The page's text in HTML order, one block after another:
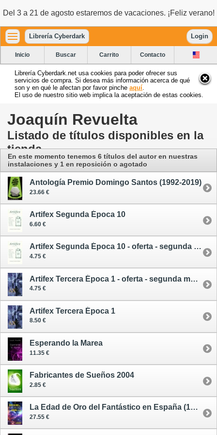
Del 3 a 21 de agosto estaremos de vacaciones. ¡Feliz verano!
Librería Cyberdark Login
Inicio Buscar Carrito Contacto
Librería Cyberdark.net usa cookies para poder ofrecer sus
servicios de compra. Si desea más información acerca de qué
son y en qué le afectan por favor pinche aquí
El uso de nuestro sitio web implica la aceptación de estas cookies.
Joaquín Revuelta
Listado de títulos disponibles en la
tienda
En este momento tenemos 6 títulos del autoren nuestras
instalaciones y 1 en reposición o agotado
Antología Premio Domingo Santos (1992-2019)
23.66 €
Artifex Segunda Época 10
6.60 €
Artifex Segunda Época 10 - oferta - segunda mano
4.75 €
Artifex Tercera Época 1 - oferta - segunda mano
4.75 €
Artifex Tercera Época 1
8.50 €
Esperando la Marea
11.35 €
Fabricantes de Sueños 2004
2.85 €
La Edad de Oro del Fantástico en España (1989-2009)
27.55 €